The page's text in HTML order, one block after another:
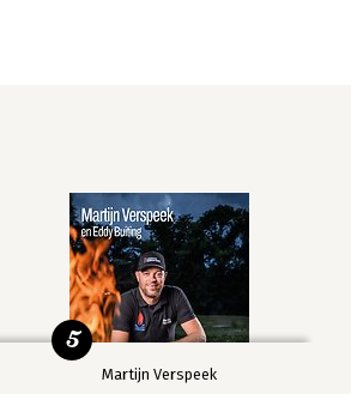
Martijn Verspeek
5